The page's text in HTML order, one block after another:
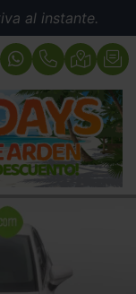
al instante.